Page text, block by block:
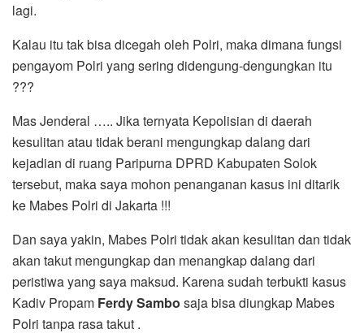
lagi.
Kalau itu tak bisa dicegah oleh Polri, maka dimana fungsi
pengayom Polri yang sering didengung-dengungkan itu
???
Mas Jenderal ….. Jika ternyata Kepolisian di daerah
kesulitan atau tidak berani mengungkap dalang dari
kejadian di ruang Paripurna DPRD Kabupaten Solok
tersebut, maka saya mohon penanganan kasus ini ditarik
ke Mabes Polri di Jakarta !!!
Dan saya yakin, Mabes Polri tidak akan kesulitan dan tidak
akan takut mengungkap dan menangkap dalang dari
peristiwa yang saya maksud. Karena sudah terbukti kasus
Kadiv Propam Ferdy Sambo saja bisa diungkap Mabes
Polri tanpa rasa takut .